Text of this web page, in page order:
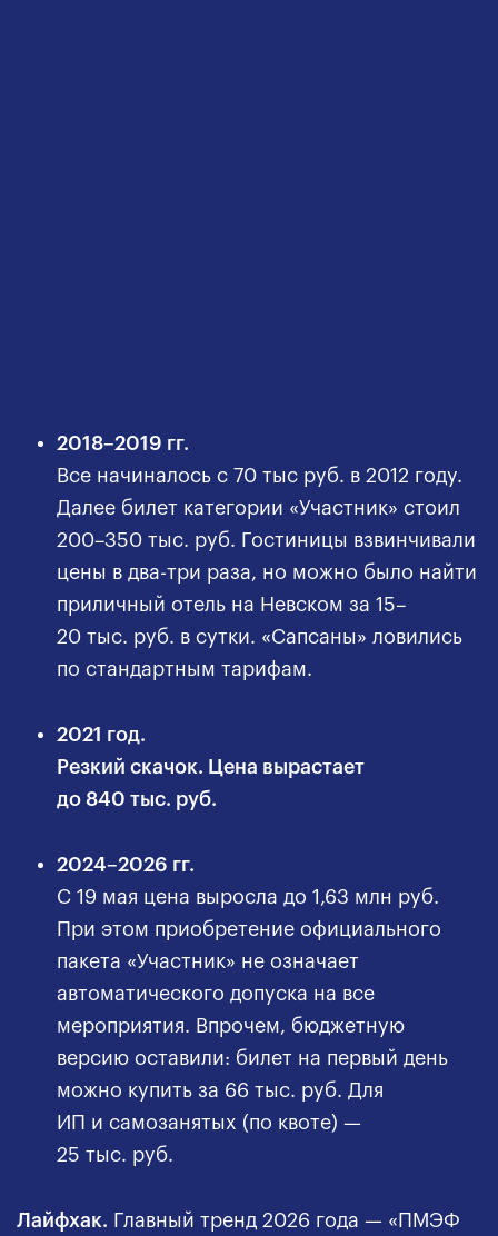
2018–2019 гг.
Все начиналось с 70 тыс руб. в 2012 году.
Далее билет категории «Участник» стоил
200–350 тыс. руб. Гостиницы взвинчивали
цены в два-три раза, но можно было найти
приличный отель на Невском за 15–
20 тыс. руб. в сутки. «Сапсаны» ловились
по стандартным тарифам.
2021 год.
Резкий скачок. Цена вырастает
до 840 тыс. руб.
2024–2026 гг.
С 19 мая цена выросла до 1,63 млн руб.
При этом приобретение официального
пакета «Участник» не означает
автоматического допуска на все
мероприятия. Впрочем, бюджетную
версию оставили: билет на первый день
можно купить за 66 тыс. руб. Для
ИП и самозанятых (по квоте) —
25 тыс. руб.
Лайфхак. Главный тренд 2026 года — «ПМЭФ